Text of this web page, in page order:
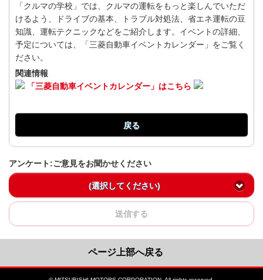
「クルマの学校」では、クルマの運転をもっと楽しんでいただ
けるよう、ドライブの基本、トラブル対処法、省エネ運転の豆
知識、運転テクニックなどをご紹介します。イベントの詳細、
予定については、「三菱自動車イベントカレンダー」をご覧く
ださい。
関連情報
「三菱自動車イベントカレンダー」はこちら
戻る
アンケート:ご意見をお聞かせください
(選択してください)
送信する
ページ上部へ戻る